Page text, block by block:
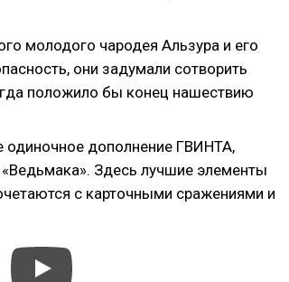
молодого чародея Альзура и его
они задумали сотворить
положило бы конец нашествию
одиночное дополнение ГВИНТА,
Здесь лучшие элементы
с карточными сражениями и